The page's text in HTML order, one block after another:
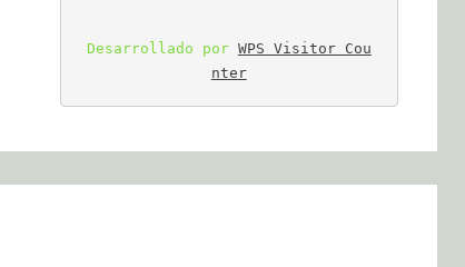
Desarrollado por WPS Visitor Cou
nter